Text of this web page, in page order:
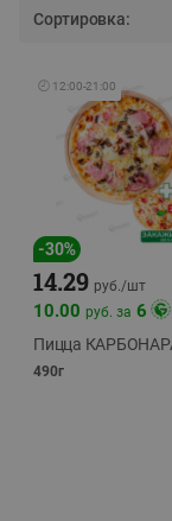
Сортировка:
🕘 12:00-21:00
-30%
14.29 руб./шт
10.00 руб. за 6
Пицца
490г